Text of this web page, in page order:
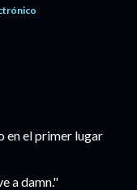
en el primer lugar
a damn."